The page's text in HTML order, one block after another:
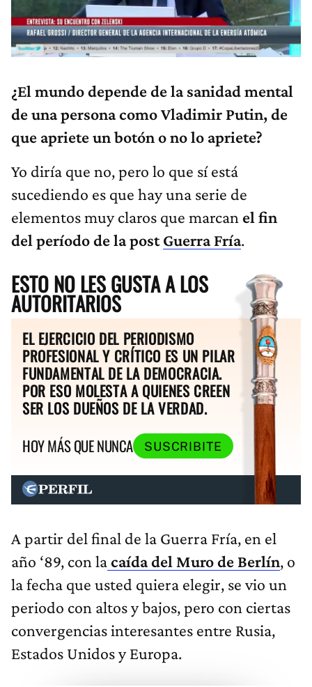
¿El mundo depende de la sanidad mental
de una persona como Vladimir Putin, de
que apriete un botón o no lo apriete?
Yo diría que no, pero lo que sí está
sucediendo es que hay una serie de
elementos muy claros que marcan el fin
del período de la postGuerra Fría.
ESTO NO LES GUSTA A LOS
AUTORITARIOS
EL EJERCICIO DEL PERIODISMO
PROFESIONAL Y CRÍTICO ES UN PILAR
FUNDAMENTAL DE LA DEMOCRACIA.
POR ESO MOLESTA A QUIENES CREEN
SER LOS DUEÑOS DE LA VERDAD.
HOY MÁS QUE NUNCA
SUSCRIBITE
A partir del final de la Guerra Fría, en el
año ‘89, con lacaída del Muro de Berlín, o
la fecha que usted quiera elegir, se vio un
periodo con altos y bajos, pero con ciertas
convergencias interesantes entre Rusia,
Estados Unidos y Europa.